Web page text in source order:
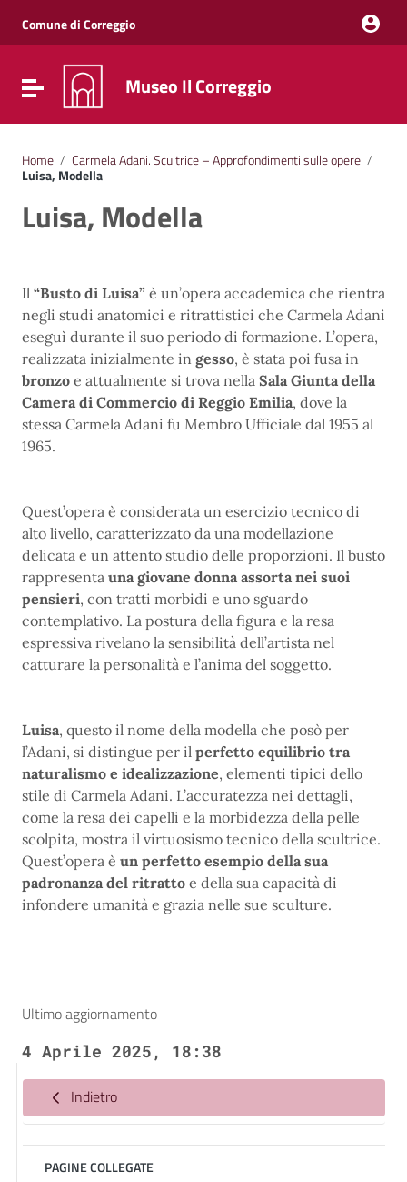
Vai al menu di navigazione
Vai al footer
Comune di Correggio
Attiva / disattiva la navigazione
Museo Il Correggio
Home / Carmela Adani. Scultrice – Approfondimenti sulle opere /
Luisa, Modella
Luisa, Modella
Il “Busto di Luisa” è un’opera accademica che rientra
negli studi anatomici e ritrattistici che Carmela Adani
eseguì durante il suo periodo di formazione. L’opera,
realizzata inizialmente in gesso, è stata poi fusa in
bronzo e attualmente si trova nella Sala Giunta della
Camera di Commercio di Reggio Emilia, dove la
stessa Carmela Adani fu Membro Ufficiale dal 1955 al
1965.
Quest’opera è considerata un esercizio tecnico di
alto livello, caratterizzato da una modellazione
delicata e un attento studio delle proporzioni. Il busto
rappresenta una giovane donna assorta nei suoi
pensieri, con tratti morbidi e uno sguardo
contemplativo. La postura della figura e la resa
espressiva rivelano la sensibilità dell’artista nel
catturare la personalità e l’anima del soggetto.
Luisa, questo il nome della modella che posò per
l’Adani, si distingue per il perfetto equilibrio tra
naturalismo e idealizzazione, elementi tipici dello
stile di Carmela Adani. L’accuratezza nei dettagli,
come la resa dei capelli e la morbidezza della pelle
scolpita, mostra il virtuosismo tecnico della scultrice.
Quest’opera è un perfetto esempio della sua
padronanza del ritratto e della sua capacità di
infondere umanità e grazia nelle sue sculture.
Ultimo aggiornamento
4 Aprile 2025, 18:38
Indietro
PAGINE COLLEGATE